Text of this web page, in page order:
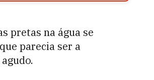
pretas na água se
parecia ser a